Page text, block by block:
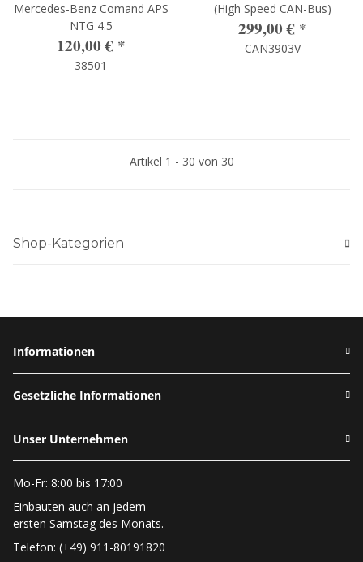
Mercedes-Benz Comand APS
NTG 4.5
120,00 € *
38501
(High Speed CAN-Bus)
299,00 € *
CAN3903V
Artikel 1 - 30 von 30
Shop-Kategorien
Informationen
Gesetzliche Informationen
Unser Unternehmen
Mo-Fr: 8:00 bis 17:00
Einbauten auch an jedem
ersten Samstag des Monats.
Telefon: (+49) 911-80191820